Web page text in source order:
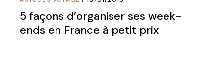
5 façons d’organiser ses week-
ends en France à petit prix